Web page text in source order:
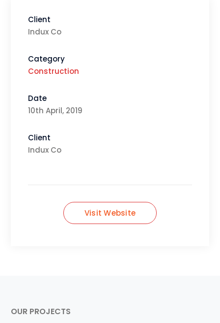
Client
Indux Co
Category
Construction
Date
10th April, 2019
Client
Indux Co
Visit Website
OUR PROJECTS